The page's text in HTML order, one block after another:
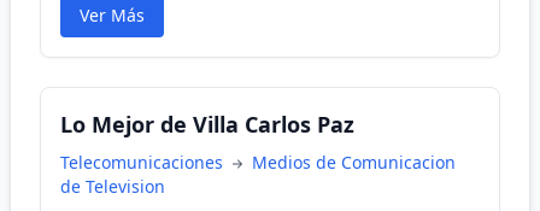
tecnologia.
Ver Más
Lo Mejor de Villa Carlos Paz
Telecomunicaciones
Medios de Comunicacion
de Television